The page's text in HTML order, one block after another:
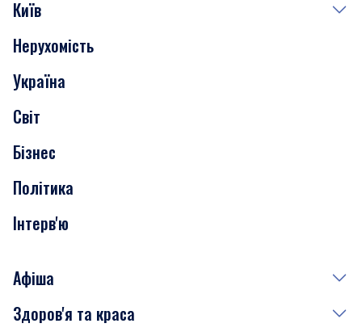
Київ
Події
Скандали
Нерухомість
Транспорт
Нерухомість
Україна
Світ
Бізнес
Політика
Інтерв'ю
Афіша
Сьогодні
Здоров'я та краса